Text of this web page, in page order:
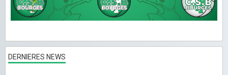
DERNIERES NEWS